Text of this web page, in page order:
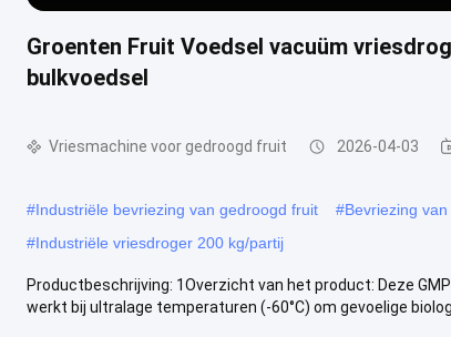
Time
Groenten Fruit Voedsel vacuüm
bulkvoedsel
Vriesmachine voor gedroogd fruit 2026-04-03
#Industriële bevriezing van gedroogd fruit #Bevriezing
#Industriële vriesdroger 200 kg/partij
Productbeschrijving: 1Overzicht van het product: Deze
werkt bij ultralage temperaturen (-60°C) om gevoelige